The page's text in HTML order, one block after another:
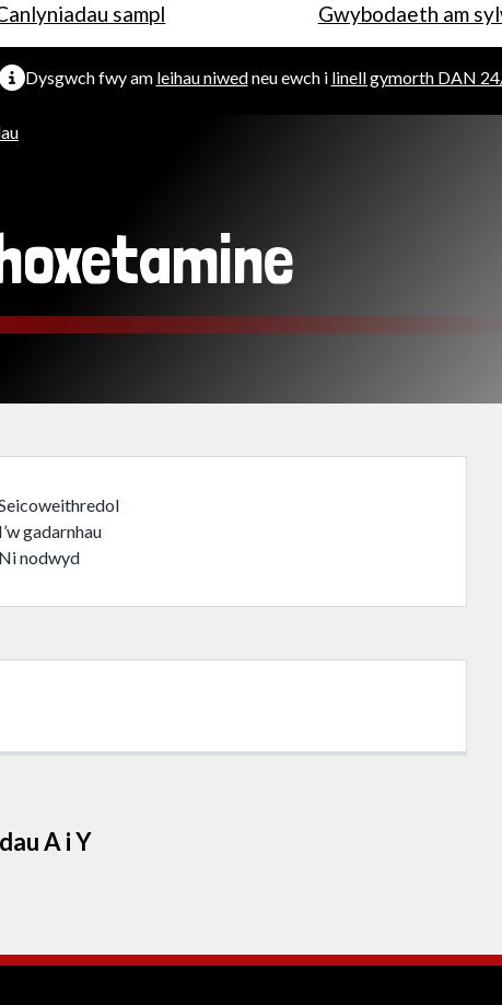
sampl Gwybodaeth am
Dysgwch fwy am leihau niwedneu ewch i linell gymorth DAN
I’w gadarnhau
Ni nodwyd
A i Y